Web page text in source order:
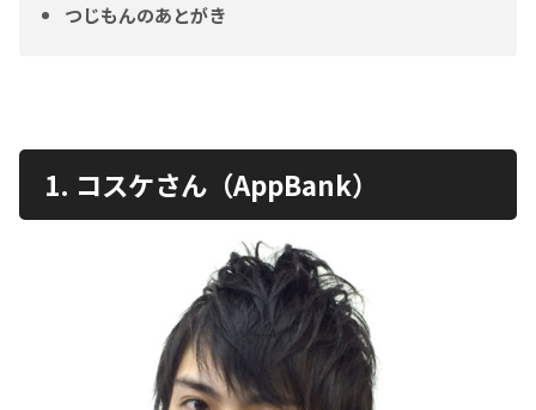
つじもんのあとがき
1. コスケさん（AppBank）